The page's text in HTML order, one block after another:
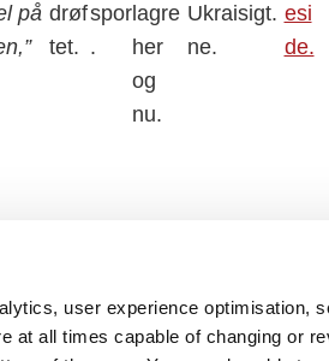
user experience optimisation,
at all times capable of changing or
på drøf
tet.
spor
.
lagre
her
og
nu.
Ukrai
ne.
sigt. esi
de.